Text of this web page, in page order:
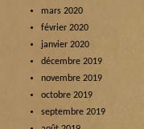
mars 2020
février 2020
janvier 2020
décembre 2019
novembre 2019
octobre 2019
septembre 2019